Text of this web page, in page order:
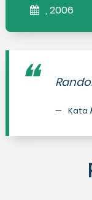
, 2006
Kata